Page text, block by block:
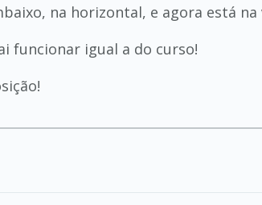
na horizontal, e agora está
funcionar igual a do curso!